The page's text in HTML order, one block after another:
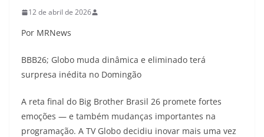
12 de abril de 2026
Por MRNews
BBB26; Globo muda dinâmica e eliminado terá
surpresa inédita no Domingão
A reta final do Big Brother Brasil 26 promete fortes
emoções — e também mudanças importantes na
programação. A TV Globo decidiu inovar mais uma vez